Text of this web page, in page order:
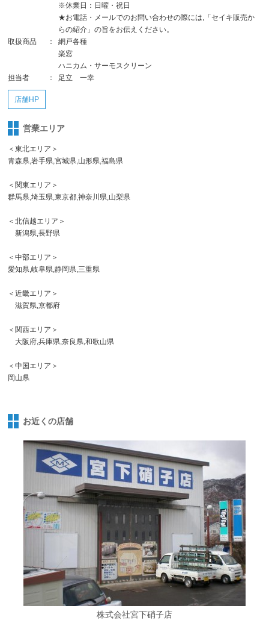
※休業日：日曜・祝日
★お電話・メールでのお問い合わせの際には,「セイキ販売か
らの紹介」の旨をお伝えください。
取扱商品
：
網戸各種
楽窓
ハニカム・サーモスクリーン
担当者
： 足立 一幸
店舗HP
営業エリア
＜東北エリア＞
青森県,岩手県,宮城県,山形県,福島県
＜関東エリア＞
群馬県,埼玉県,東京都,神奈川県,山梨県
＜北信越エリア＞
新潟県,長野県
＜中部エリア＞
愛知県,岐阜県,静岡県,三重県
＜近畿エリア＞
滋賀県,京都府
＜関西エリア＞
大阪府,兵庫県,奈良県,和歌山県
＜中国エリア＞
岡山県
お近くの店舗
株式会社宮下硝子店